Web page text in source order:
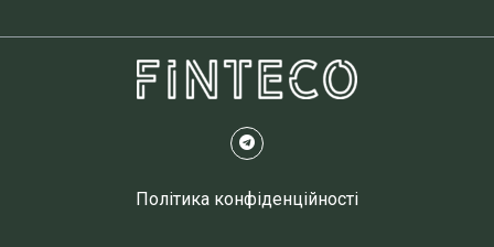
Політика конфіденційності